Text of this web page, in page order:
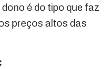
é do tipo que faz
preços altos das